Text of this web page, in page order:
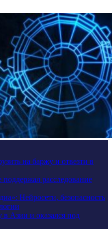
на баржу и отвезти в
расследование
Нейросети, безопасность
в Азии и оказался под